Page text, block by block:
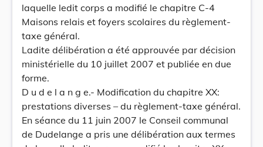
laquelle ledit corps a modifié le chapitre C-4
Maisons relais et foyers scolaires du règlement-
taxe général.
Ladite délibération a été approuvée par décision
ministérielle du 10 juillet 2007 et publiée en due
forme.
D u d e l a n g e.- Modification du chapitre XX:
prestations diverses – du règlement-taxe général.
En séance du 11 juin 2007 le Conseil communal
de Dudelange a pris une délibération aux termes